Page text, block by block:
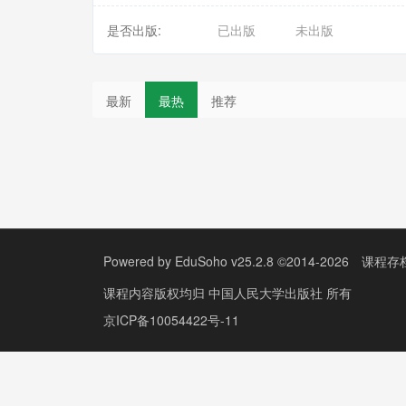
是否出版: 已出版 未出版
最新 最热 推荐
Powered by EduSoho v25.2.8 ©2014-2026
课程存
课程内容版权均归 中国人民大学出版社 所有
京ICP备10054422号-11